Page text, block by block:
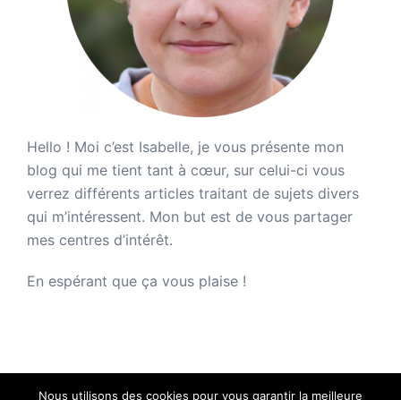
Hello ! Moi c’est Isabelle, je vous présente mon
blog qui me tient tant à cœur, sur celui-ci vous
verrez différents articles traitant de sujets divers
qui m’intéressent. Mon but est de vous partager
mes centres d’intérêt.
En espérant que ça vous plaise !
Nous utilisons des cookies pour vous garantir la meilleure